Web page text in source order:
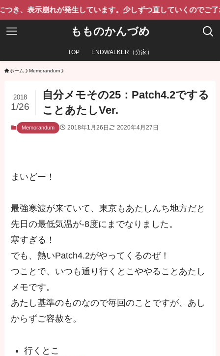
示崩れが発生しています。少しずつ直していくのでご了承くださ
もものかんづめ
TOP ENDWALKER（分家）
ホーム Memorandum
自分メモその25：Patch4.2でする
ことあたしVer.
2018
1/26
Memorandum 2018年1月26日 2020年4月27日
まいどー！
最強寒波が来ていて、東京もあたしんち地方だと
先日の最低気温が-8度にまでなりました。
寒すぎる！
でも、熱いPatch4.2がやってくるのぜ！
つことで、いつも通り行くとこややることあたし
メモです。
あたし基準のものなので毎回のことですが、あし
からずご容赦を。
行くとこ